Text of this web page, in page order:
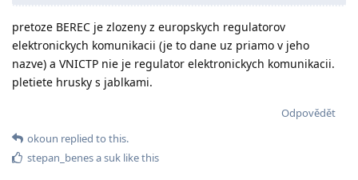
pretoze BEREC je zlozeny z europskych regulatorov
elektronickych komunikacii (je to dane uz priamo v jeho
nazve) a VNICTP nie je regulator elektronickych komunikacii.
pletiete hrusky s jablkami.
Odpovědět
okoun replied to this.
stepan_benesasuk like this